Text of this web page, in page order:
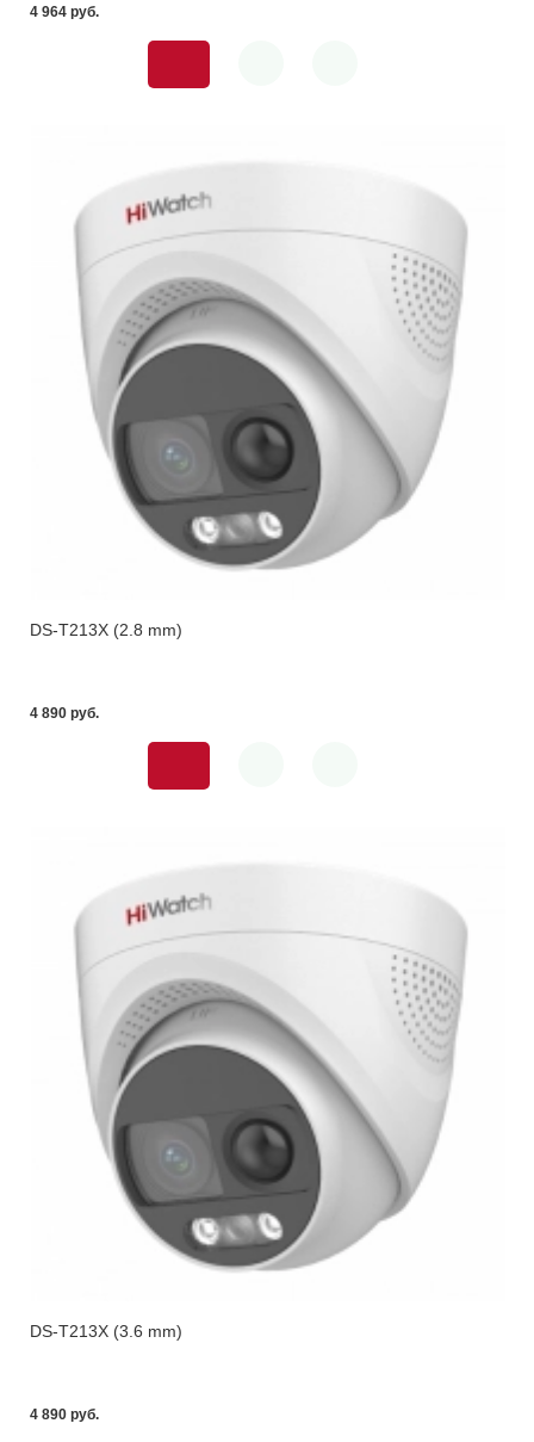
4 964 pуб.
DS-T213X (2.8 mm)
4 890 pуб.
DS-T213X (3.6 mm)
4 890 pуб.